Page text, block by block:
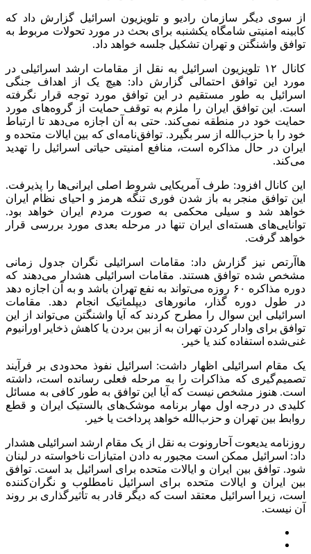
از سوی دیگر سازمان رادیو و تلویزیون اسرائیل گزارش داد که
کابینه امنیتی شامگاه یکشنبه برای بحث در مورد تحولات مربوط به
توافق واشنگتن و تهران تشکیل جلسه خواهد داد.
کانال ۱۲ تلویزیون اسرائیل به نقل از مقامات ارشد اسرائیلی در
مورد این توافق احتمالی گزارش داد: هیچ یک از اهداف جنگی
اسرائیل به طور مستقیم در این توافق مورد توجه قرار نگرفته
است. این توافق ایران را ملزم به توقف حمایت از گروه‌های مورد
حمایت خود در منطقه نمی‌کند. حتی به آن اجازه می‌دهد تا ارتباط
خود را با حزب‌الله از سر بگیرد. توافق‌نامه‌ای که بین ایالات متحده و
ایران در حال مذاکره است، منافع امنیتی حیاتی اسرائیل را تهدید
می‌کند.
این کانال افزود: طرف آمریکایی شروط اصلی ایرانی‌ها را پذیرفت.
این توافق منجر به باز شدن فوری تنگه هرمز و احیای نظام ایران
خواهد شد و سیلی محکمی به صورت مردم ایران خواهد بود.
توانایی‌های هسته‌ای ایران تنها در مرحله بعدی مورد بررسی قرار
خواهد گرفت.
هاآرتص نیز گزارش داد: مقامات اسرائیلی نگران جدول زمانی
مشخص شده توافق هستند. مقامات اسرائیلی هشدار می‌دهند که
دوره مذاکره ۶۰ روزه می‌تواند به نفع تهران باشد و به آن اجازه دهد
در طول دوره گذار، مانورهای دیپلماتیک انجام دهد. مقامات
اسرائیلی این سوال را مطرح کردند که آیا واشنگتن می‌تواند از این
توافق برای وادار کردن تهران به از بین بردن یا کاهش ذخایر اورانیوم
غنی‌شده استفاده کند یا خیر.
یک مقام اسرائیلی اظهار داشت: اسرائیل نفوذ محدودی بر فرآیند
تصمیم‌گیری که مذاکرات را به مرحله فعلی رسانده است، داشته
است. هنوز مشخص نیست که آیا این توافق به طور کافی به مسائل
کلیدی در درجه اول مهار برنامه موشک‌های بالستیک ایران و قطع
روابط بین تهران و حزب‌الله خواهد پرداخت یا خیر.
روزنامه یدیعوت آحارونوت به نقل از یک مقام ارشد اسرائیلی هشدار
داد: اسرائیل ممکن است مجبور به دادن امتیازات ناخواسته در لبنان
شود. توافق بین ایران و ایالات متحده برای اسرائیل بد است. توافق
بین ایران و ایالات متحده برای اسرائیل نامطلوب و نگران‌کننده
است، زیرا اسرائیل معتقد است که دیگر قادر به تأثیرگذاری بر روند
آن نیست.